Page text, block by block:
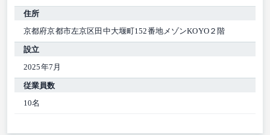
住所
京都府京都市左京区田中大堰町152番地メゾンKOYO２階
設立
2025年7月
従業員数
10名